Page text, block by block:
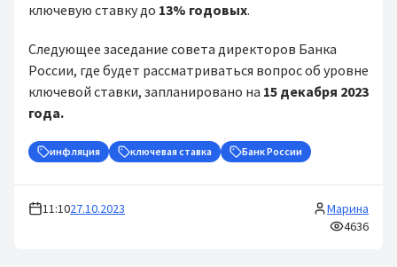
ключевую ставку до 13% годовых.
Следующее заседание совета директоров Банка
России, где будет рассматриваться вопрос об уровне
ключевой ставки, запланировано на 15 декабря 2023
года.
инфляция ключевая ставка Банк России
11:1027.10.2023
Марина
4636